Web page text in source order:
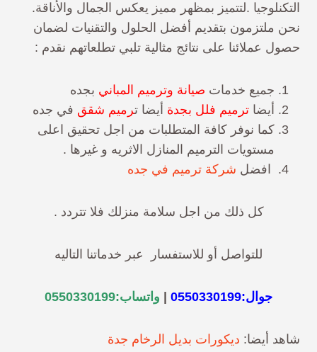
التكنلوجيا .لتتميز بمظهر مميز يعكس الجمال والأناقة.
نحن ملتزمون بتقديم أفضل الحلول والتقنيات لضمان
حصول عملائنا على نتائج مثالية تلبي تطلعاتهم نقدم :
جميع خدمات صيانة وترميم المباني بجده
أيضا ترميم فلل بجدة أيضا ترميم شقق في جده
كما نوفر كافة المتطلبات من اجل تحقيق اعلى
مستويات الترميم المنازل الاثريه و غيرها .
افضل شركة ترميم في جده
كل ذلك من اجل سلامة منزلك فلا تتردد .
للتواصل أو للاستفسار عبر خدماتنا التاليه
جوال:0550330199 واتساب:0550330199
شاهد أيضا: ديكورات بديل الرخام جدة